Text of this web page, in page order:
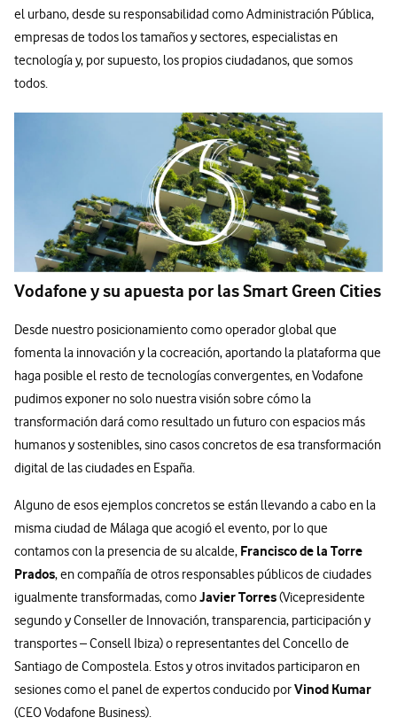
el urbano, desde su responsabilidad como Administración Pública,
empresas de todos los tamaños y sectores, especialistas en
tecnología y, por supuesto, los propios ciudadanos, que somos
todos.
Vodafone y su apuesta por las Smart Green Cities
Desde nuestro posicionamiento como operador global que
fomenta la innovación y la cocreación, aportando la plataforma que
haga posible el resto de tecnologías convergentes, en Vodafone
pudimos exponer no solo nuestra visión sobre cómo la
transformación dará como resultado un futuro con espacios más
humanos y sostenibles, sino casos concretos de esa transformación
digital de las ciudades en España.
Alguno de esos ejemplos concretos se están llevando a cabo en la
misma ciudad de Málaga que acogió el evento, por lo que
contamos con la presencia de su alcalde, Francisco de la Torre
Prados, en compañía de otros responsables públicos de ciudades
igualmente transformadas, comoJavier Torres(Vicepresidente
segundo y Conseller de Innovación, transparencia, participación y
transportes – Consell Ibiza) o representantes del Concello de
Santiago de Compostela. Estos y otros invitados participaron en
sesiones como el panel de expertos conducido porVinod Kumar
(CEO Vodafone Business).